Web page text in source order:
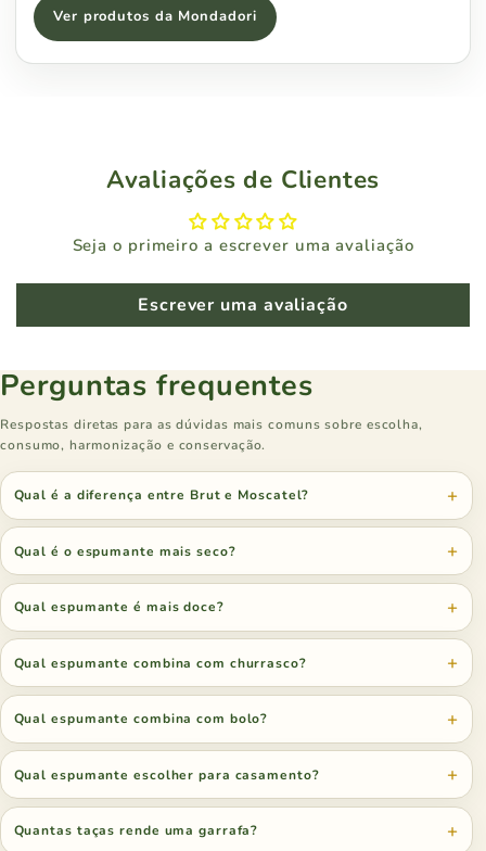
Ver produtos da Mondadori
Avaliações de Clientes
Seja o primeiro a escrever uma avaliação
Escrever uma avaliação
Perguntas frequentes
Respostas diretas para as dúvidas mais comuns sobre escolha,
consumo, harmonização e conservação.
Qual é a diferença entre Brut e Moscatel?
Qual é o espumante mais seco?
Qual espumante é mais doce?
Qual espumante combina com churrasco?
Qual espumante combina com bolo?
Qual espumante escolher para casamento?
Quantas taças rende uma garrafa?